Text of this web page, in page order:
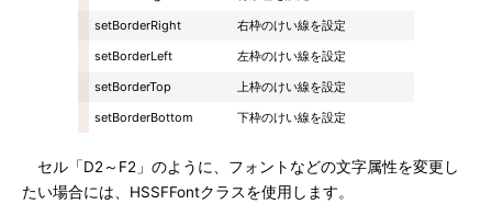
setBorderRight
右枠のけい線を設定
setBorderLeft
左枠のけい線を設定
setBorderTop
上枠のけい線を設定
setBorderBottom
下枠のけい線を設定
セル「D2～F2」のように、フォントなどの文字属性を変更し
たい場合には、HSSFFontクラスを使用します。